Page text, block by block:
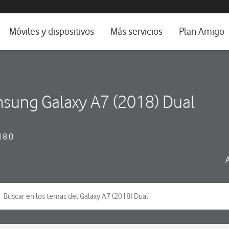
e idioma
Móviles y dispositivos
Ver todos
Más servicios Plan Amigo
Galaxy A7 (2018) Dual
8.0